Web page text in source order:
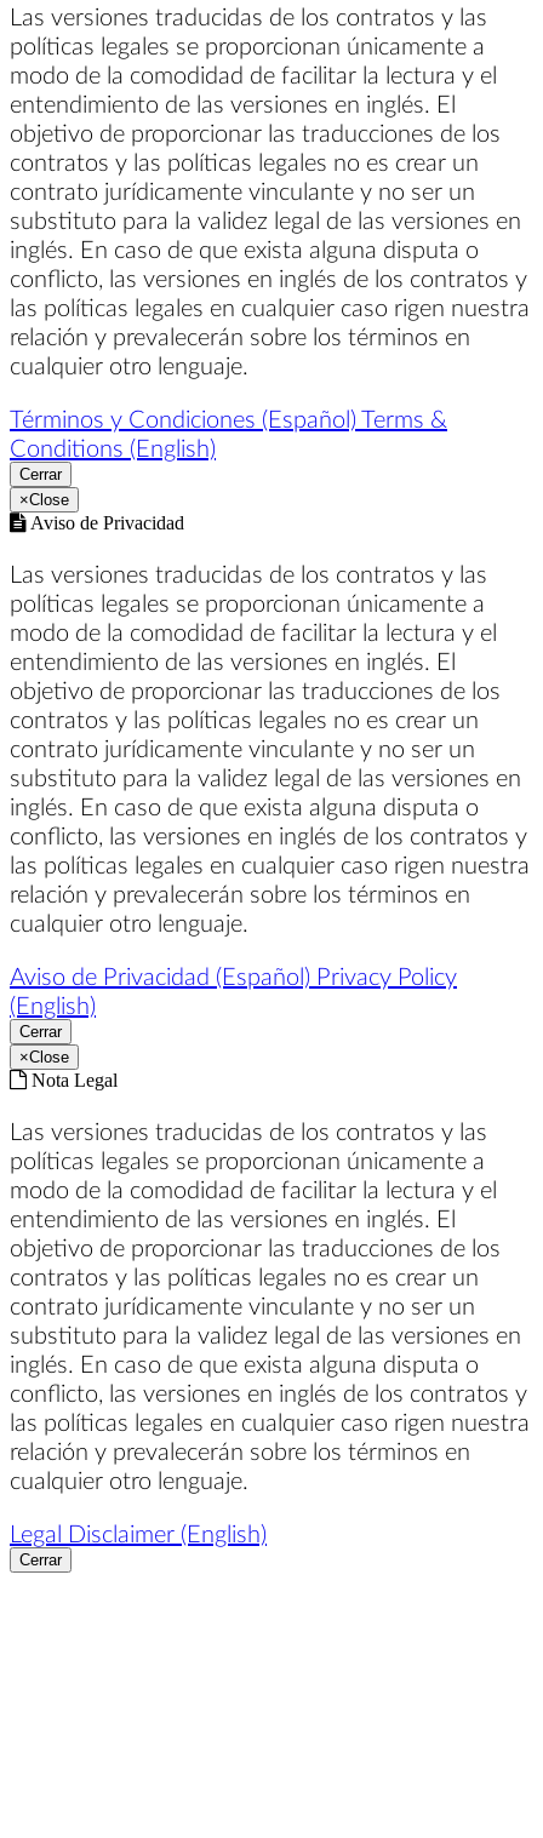
Las versiones traducidas de los contratos y las
políticas legales se proporcionan únicamente a
modo de la comodidad de facilitar la lectura y el
entendimiento de las versiones en inglés. El
objetivo de proporcionar las traducciones de los
contratos y las políticas legales no es crear un
contrato jurídicamente vinculante y no ser un
substituto para la validez legal de las versiones en
inglés. En caso de que exista alguna disputa o
conflicto, las versiones en inglés de los contratos y
las políticas legales en cualquier caso rigen nuestra
relación y prevalecerán sobre los términos en
cualquier otro lenguaje.
Términos y Condiciones (Español) Terms &
Conditions (English)
Cerrar
×Close
Aviso de Privacidad
Las versiones traducidas de los contratos y las
políticas legales se proporcionan únicamente a
modo de la comodidad de facilitar la lectura y el
entendimiento de las versiones en inglés. El
objetivo de proporcionar las traducciones de los
contratos y las políticas legales no es crear un
contrato jurídicamente vinculante y no ser un
substituto para la validez legal de las versiones en
inglés. En caso de que exista alguna disputa o
conflicto, las versiones en inglés de los contratos y
las políticas legales en cualquier caso rigen nuestra
relación y prevalecerán sobre los términos en
cualquier otro lenguaje.
Aviso de Privacidad (Español) Privacy Policy
(English)
Cerrar
×Close
Nota Legal
Las versiones traducidas de los contratos y las
políticas legales se proporcionan únicamente a
modo de la comodidad de facilitar la lectura y el
entendimiento de las versiones en inglés. El
objetivo de proporcionar las traducciones de los
contratos y las políticas legales no es crear un
contrato jurídicamente vinculante y no ser un
substituto para la validez legal de las versiones en
inglés. En caso de que exista alguna disputa o
conflicto, las versiones en inglés de los contratos y
las políticas legales en cualquier caso rigen nuestra
relación y prevalecerán sobre los términos en
cualquier otro lenguaje.
Legal Disclaimer (English)
Cerrar